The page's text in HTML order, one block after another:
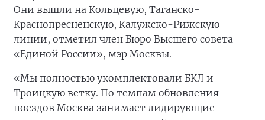
Они вышли на Кольцевую, Таганско-
Краснопресненскую, Калужско-Рижскую
линии, отметил член Бюро Высшего совета
«Единой России», мэр Москвы.
«Мы полностью укомплектовали БКЛ и
Троицкую ветку. По темпам обновления
поездов Москва занимает лидирующие